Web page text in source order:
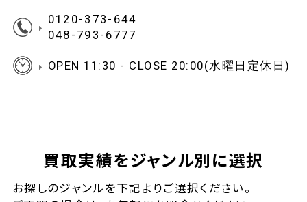
0120-373-644
048-793-6777
OPEN 11:30 - CLOSE 20:00(水曜日定休日)
買取実績をジャンル別に選択
お探しのジャンルを下記よりご選択ください。